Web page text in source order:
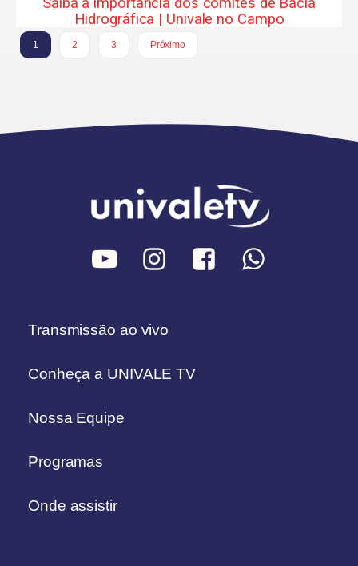
Hidrográfica | Univale no Campo
1 2 3 Próximo
Transmissão ao vivo
Conheça a UNIVALE TV
Nossa Equipe
Programas
Onde assistir